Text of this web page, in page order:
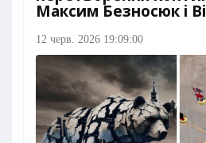
Максим Безносюк і
12 черв. 2026 19:09:00